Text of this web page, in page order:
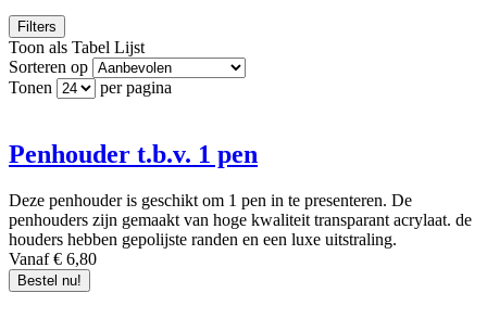
Filters
Toon als Tabel Lijst
Sorteren op
Tonen
per pagina
Penhouder t.b.v. 1 pen
Deze penhouder is geschikt om 1 pen in te presenteren. De
penhouders zijn gemaakt van hoge kwaliteit transparant acrylaat. de
houders hebben gepolijste randen en een luxe uitstraling.
Vanaf € 6,80
Bestel nu!